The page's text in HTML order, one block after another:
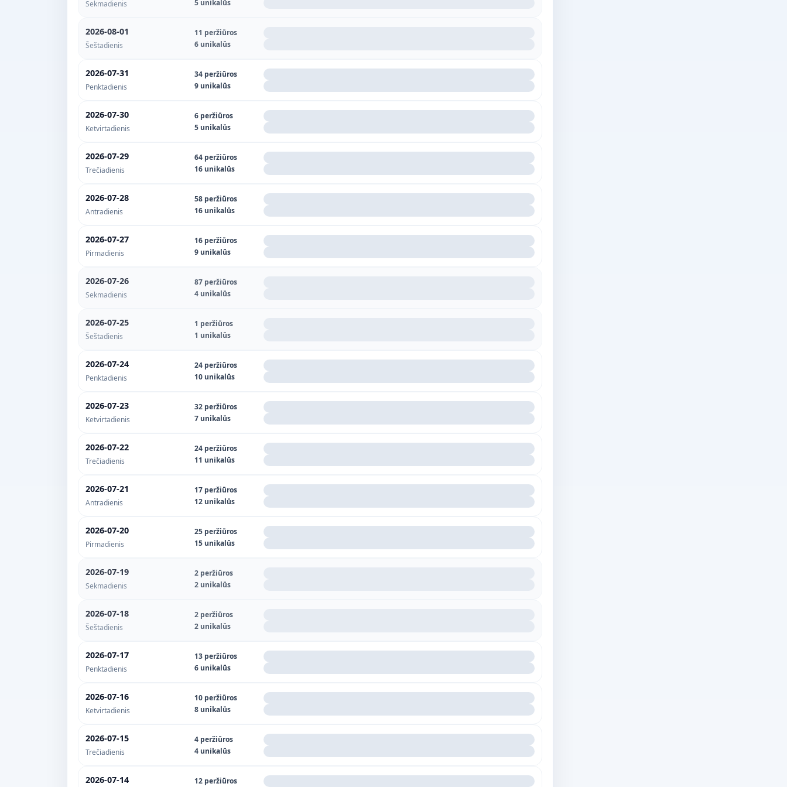
Sekmadienis 5 unikalūs
2026-08-01
Šeštadienis
11 peržiūros
6 unikalūs
2026-07-31
Penktadienis
34 peržiūros
9 unikalūs
2026-07-30
Ketvirtadienis
6 peržiūros
5 unikalūs
2026-07-29
Trečiadienis
64 peržiūros
16 unikalūs
2026-07-28
Antradienis
58 peržiūros
16 unikalūs
2026-07-27
Pirmadienis
16 peržiūros
9 unikalūs
2026-07-26
Sekmadienis
87 peržiūros
4 unikalūs
2026-07-25
Šeštadienis
1 peržiūros
1 unikalūs
2026-07-24
Penktadienis
24 peržiūros
10 unikalūs
2026-07-23
Ketvirtadienis
32 peržiūros
7 unikalūs
2026-07-22
Trečiadienis
24 peržiūros
11 unikalūs
2026-07-21
Antradienis
17 peržiūros
12 unikalūs
2026-07-20
Pirmadienis
25 peržiūros
15 unikalūs
2026-07-19
Sekmadienis
2 peržiūros
2 unikalūs
2026-07-18
Šeštadienis
2 peržiūros
2 unikalūs
2026-07-17
Penktadienis
13 peržiūros
6 unikalūs
2026-07-16
Ketvirtadienis
10 peržiūros
8 unikalūs
2026-07-15
Trečiadienis
4 peržiūros
4 unikalūs
2026-07-14 12 peržiūros